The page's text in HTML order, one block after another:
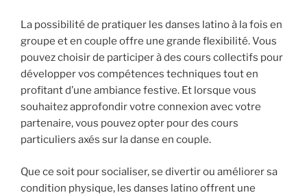
La possibilité de pratiquer les danses latino à la fois en
groupe et en couple offre une grande flexibilité. Vous
pouvez choisir de participer à des cours collectifs pour
développer vos compétences techniques tout en
profitant d’une ambiance festive. Et lorsque vous
souhaitez approfondir votre connexion avec votre
partenaire, vous pouvez opter pour des cours
particuliers axés sur la danse en couple.
Que ce soit pour socialiser, se divertir ou améliorer sa
condition physique, les danses latino offrent une